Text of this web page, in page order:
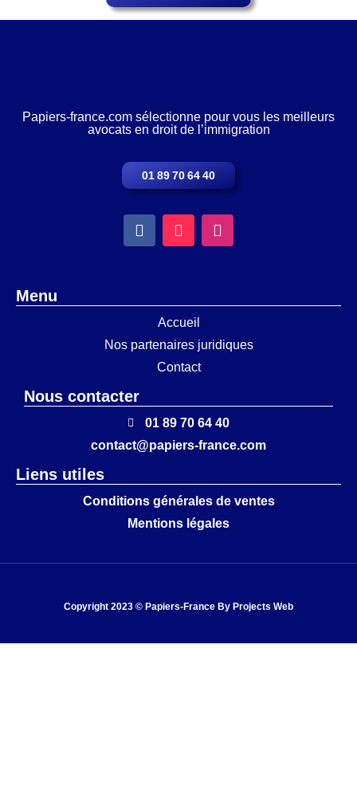
Papiers-france.com sélectionne pour vous les meilleurs
avocats en droit de l’immigration
01 89 70 64 40
Menu
Accueil
Nos partenaires juridiques
Contact
Nous contacter
01 89 70 64 40
contact@papiers-france.com
Liens utiles
Conditions générales de ventes
Mentions légales
Copyright 2023 © Papiers-France By Projects Web